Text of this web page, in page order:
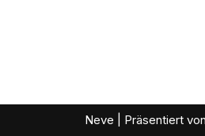
Neve | Präsentiert von